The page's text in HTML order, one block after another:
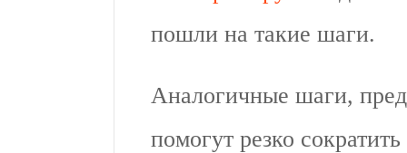
пошли на такие шаги.
Аналогичные шаги,
помогут резко